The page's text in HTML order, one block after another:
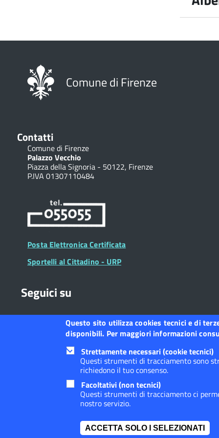
alle
La
51
La
Comune di Firenze
Contatti
Comune di Firenze
Palazzo Vecchio
Piazza della Signoria - 50122, Firenze
P.IVA 01307110484
Posta Elettronica Certificata
Sportelli al Cittadino - URP
Seguici su
Collegamento
Facebook
Collegamento
a
Twitter
Collegamento
a
Instagram
Collegamento
a
LinkedIn
Collegamento
a
You
Tube
Collegamento
a
Telegram
a
Whatsapp
Redazione web Privacy Note legali
Questo sito utilizza cookies tecnici e di
disponibili. Per maggiori informazioni
Strettamente necessari (cookie tecnici)
Questi strumenti di tracciamento sono
richiedono il tuo consenso.
Facoltativi (non tecnici)
Questi strumenti di tracciamento ci
nostro servizio.
ACCETTA SOLO I SELEZIONATI